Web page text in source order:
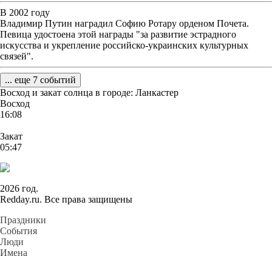
В 2002 году
Владимир Путин наградил Софию Ротару орденом Почета.
Певица удостоена этой награды "за развитие эстрадного
искусства и укрепление российско-украинских культурных
связей".
... еще 7 событий
Восход и закат солнца в городе: Ланкастер
Восход
16:08
Закат
05:47
2026 год.
Redday.ru. Все права защищены
Праздники
События
Люди
Имена